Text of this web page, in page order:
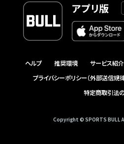
アプリ版
ヘルプ 推奨環境 サービス紹介
プライバシーポリシー（外部送信規
特定商取引法
Copyright © SPORTS BULL